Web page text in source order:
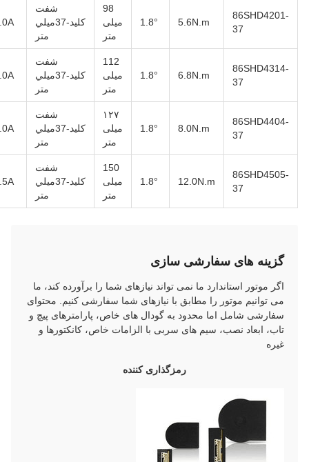
86SHD4201-
5.6N.m
1.8°
میلی
شفت
کليد-37ميلي
4.0A
86SHD4314-
6.8N.m
1.8°
112
میلی
شفت
کليد-37ميلي
5.0A
86SHD4404-
8.0N.m
1.8°
۱۲۷
میلی
شفت
کليد-37ميلي
5.0A
86SHD4505-
12.0N.m
1.8°
150
میلی
شفت
کليد-37ميلي
5.5A
گزینه های سفارشی سازی
اگر موتور استاندارد ما نمی تواند نیازهای شما را برآورده کند، ما
می توانیم موتور را مطابق با نیازهای شما سفارشی کنیم. محتوای
سفارشی شامل اما محدود به گودال های خاص، پارامترهای پیچ و
تاب، ابعاد نصب، سیم های سربی با الزامات خاص، کانکتورها و
غیره
رمزگذاری کننده